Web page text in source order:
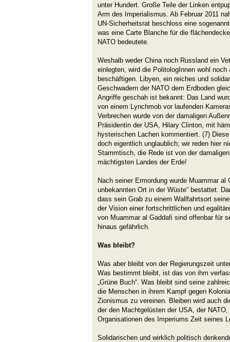
unter Hundert. Große Teile der Linken
Arm des Imperialismus. Ab Februar 2011
UN-Sicherheitsrat beschloss eine
was eine Carte Blanche für die
NATO bedeutete.
Weshalb weder China noch Russland ein
einlegten, wird die PolitologInnen wohl
beschäftigen. Libyen, ein reiches und
Geschwadern der NATO dem Erdboden
Angriffe geschah ist bekannt: Das Land
von einem Lynchmob vor laufenden
Verbrechen wurde von der damaligen
Präsidentin der USA, Hilary Clinton, mit
hysterischen Lachen kommentiert. (7)
doch eigentlich unglaublich; wir reden hier
Stammtisch, die Rede ist von der
mächtigsten Landes der Erde!
Nach seiner Ermordung wurde Muammar al
unbekannten Ort in der Wüste“ bestattet.
dass sein Grab zu einem Wallfahrtsort
der Vision einer fortschrittlichen und
von Muammar al Gaddafi sind offenbar für
hinaus gefährlich.
Was bleibt?
Was aber bleibt von der Regierungszeit
Was bestimmt bleibt, ist das von ihm
„Grüne Buch“. Was bleibt sind seine
die Menschen in ihrem Kampf gegen
Zionismus zu vereinen. Bleiben wird auch
der den Machtgelüsten der USA, der
Organisationen des Imperiums Zeit seines
Solidarischen und wirklich politisch